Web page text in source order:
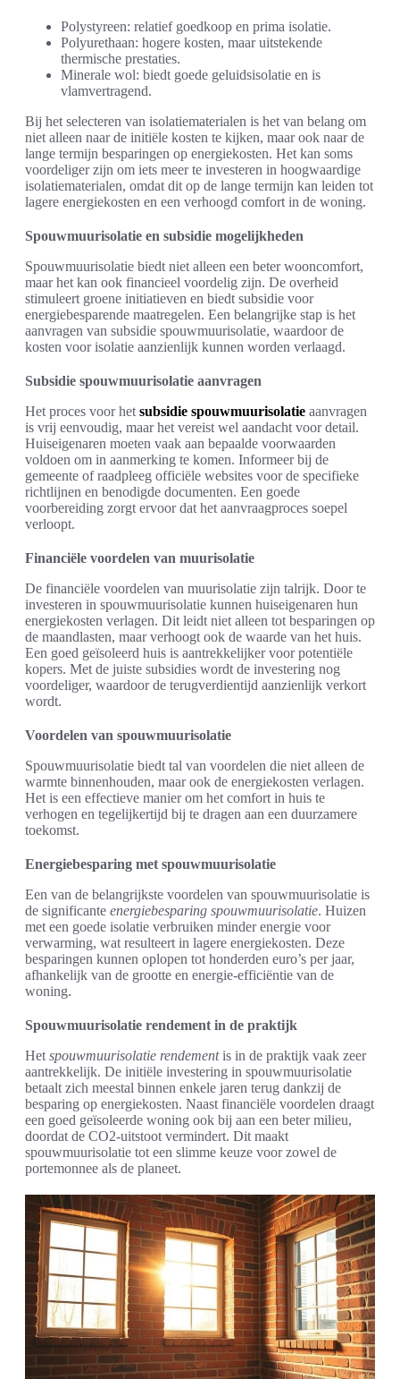
Polystyreen: relatief goedkoop en prima isolatie.
Polyurethaan: hogere kosten, maar uitstekende
thermische prestaties.
Minerale wol: biedt goede geluidsisolatie en is
vlamvertragend.
Bij het selecteren van isolatiematerialen is het van belang om
niet alleen naar de initiële kosten te kijken, maar ook naar de
lange termijn besparingen op energiekosten. Het kan soms
voordeliger zijn om iets meer te investeren in hoogwaardige
isolatiematerialen, omdat dit op de lange termijn kan leiden tot
lagere energiekosten en een verhoogd comfort in de woning.
Spouwmuurisolatie en subsidie mogelijkheden
Spouwmuurisolatie biedt niet alleen een beter wooncomfort,
maar het kan ook financieel voordelig zijn. De overheid
stimuleert groene initiatieven en biedt subsidie voor
energiebesparende maatregelen. Een belangrijke stap is het
aanvragen van subsidie spouwmuurisolatie, waardoor de
kosten voor isolatie aanzienlijk kunnen worden verlaagd.
Subsidie spouwmuurisolatie aanvragen
Het proces voor het subsidie spouwmuurisolatie aanvragen
is vrij eenvoudig, maar het vereist wel aandacht voor detail.
Huiseigenaren moeten vaak aan bepaalde voorwaarden
voldoen om in aanmerking te komen. Informeer bij de
gemeente of raadpleeg officiële websites voor de specifieke
richtlijnen en benodigde documenten. Een goede
voorbereiding zorgt ervoor dat het aanvraagproces soepel
verloopt.
Financiële voordelen van muurisolatie
De financiële voordelen van muurisolatie zijn talrijk. Door te
investeren in spouwmuurisolatie kunnen huiseigenaren hun
energiekosten verlagen. Dit leidt niet alleen tot besparingen op
de maandlasten, maar verhoogt ook de waarde van het huis.
Een goed geïsoleerd huis is aantrekkelijker voor potentiële
kopers. Met de juiste subsidies wordt de investering nog
voordeliger, waardoor de terugverdientijd aanzienlijk verkort
wordt.
Voordelen van spouwmuurisolatie
Spouwmuurisolatie biedt tal van voordelen die niet alleen de
warmte binnenhouden, maar ook de energiekosten verlagen.
Het is een effectieve manier om het comfort in huis te
verhogen en tegelijkertijd bij te dragen aan een duurzamere
toekomst.
Energiebesparing met spouwmuurisolatie
Een van de belangrijkste voordelen van spouwmuurisolatie is
de significante energiebesparing spouwmuurisolatie. Huizen
met een goede isolatie verbruiken minder energie voor
verwarming, wat resulteert in lagere energiekosten. Deze
besparingen kunnen oplopen tot honderden euro’s per jaar,
afhankelijk van de grootte en energie-efficiëntie van de
woning.
Spouwmuurisolatie rendement in de praktijk
Het spouwmuurisolatie rendementis in de praktijk vaak zeer
aantrekkelijk. De initiële investering in spouwmuurisolatie
betaalt zich meestal binnen enkele jaren terug dankzij de
besparing op energiekosten. Naast financiële voordelen draagt
een goed geïsoleerde woning ook bij aan een beter milieu,
doordat de CO2-uitstoot vermindert. Dit maakt
spouwmuurisolatie tot een slimme keuze voor zowel de
portemonnee als de planeet.